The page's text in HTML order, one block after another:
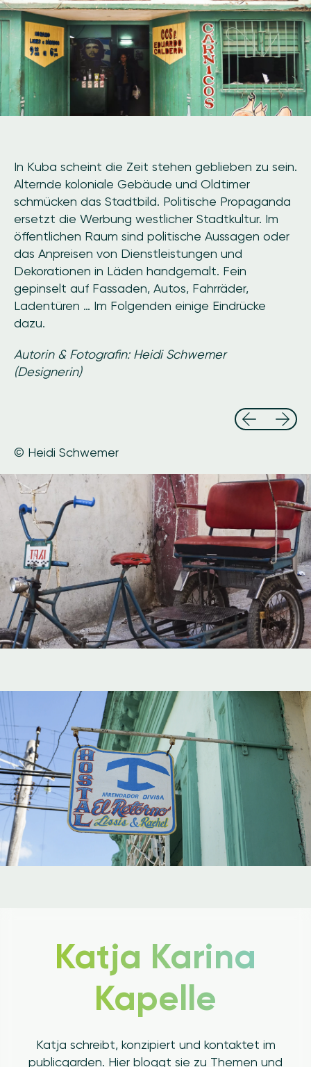
In Kuba scheint die Zeit stehen geblieben zu sein.
Alternde koloniale Gebäude und Oldtimer
schmücken das Stadtbild. Politische Propaganda
ersetzt die Werbung westlicher Stadtkultur. Im
öffentlichen Raum sind politische Aussagen oder
das Anpreisen von Dienstleistungen und
Dekorationen in Läden handgemalt. Fein
gepinselt auf Fassaden, Autos, Fahrräder,
Ladentüren … Im Folgenden einige Eindrücke
dazu.
Autorin & Fotografin: Heidi Schwemer
(Designerin)
© Heidi Schwemer
Image
Katja Karina
Kapelle
Katja schreibt, konzipiert und kontaktet im
publicgarden. Hier bloggt sie zu Themen und